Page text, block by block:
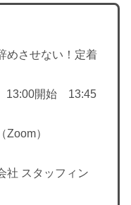
めさせない！定着
13:00開始 13:45
Zoom）
社 スタッフィン